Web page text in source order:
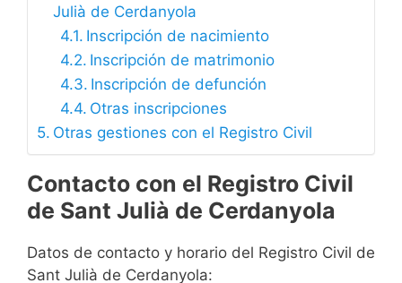
Julià de Cerdanyola
Inscripción de nacimiento
Inscripción de matrimonio
Inscripción de defunción
Otras inscripciones
Otras gestiones con el Registro Civil
Contacto con el Registro Civil
de Sant Julià de Cerdanyola
Datos de contacto y horario del Registro Civil de
Sant Julià de Cerdanyola: